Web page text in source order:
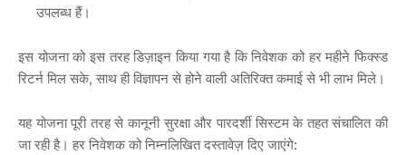
उपलब्ध हैं।
इस योजना को इस तरह डिज़ाइन किया गया है कि निवेशक को हर महीने फिक्स्ड
रिटर्न मिल सके, साथ ही विज्ञापन से होने वाली अतिरिक्त कमाई से भी लाभ मिले।
यह योजना पूरी तरह से कानूनी सुरक्षा और पारदर्शी सिस्टम के तहत संचालित की
जा रही है। हर निवेशक को निम्नलिखित दस्तावेज़ दिए जाएंगे: